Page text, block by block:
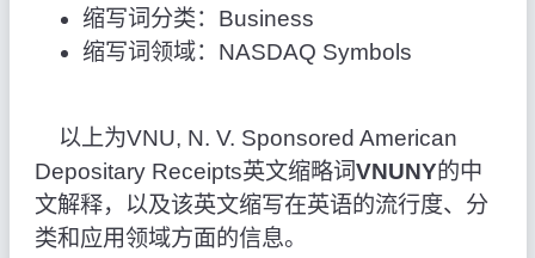
缩写词分类：Business
缩写词领域：NASDAQ Symbols
以上为VNU, N. V. Sponsored American
Depositary Receipts英文缩略词VNUNY的中
文解释，以及该英文缩写在英语的流行度、分
类和应用领域方面的信息。